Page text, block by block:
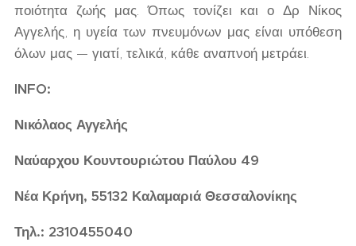
ποιότητα ζωής μας. Όπως τονίζει και ο Δρ Νίκος
Αγγελής, η υγεία των πνευμόνων μας είναι υπόθεση
όλων μας — γιατί, τελικά, κάθε αναπνοή μετράει.
INFO:
Νικόλαος Αγγελής
Ναύαρχου Κουντουριώτου Παύλου 49
Νέα Κρήνη, 55132 Καλαμαριά Θεσσαλονίκης
Τηλ.: 2310455040